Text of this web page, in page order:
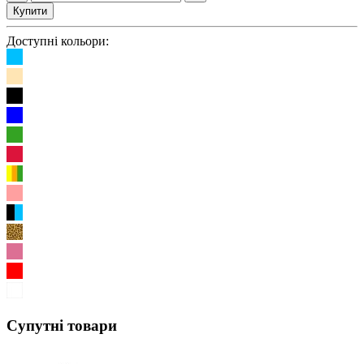
Купити
Доступні кольори:
Супутні товари